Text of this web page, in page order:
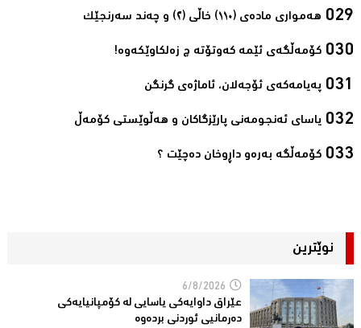
هەمواری مادەی (١١٠) خاڵی (٢) و چەند سەرنجێک‌
کۆمەڵگەی ئێمە کەوتۆتە چ زەلکاوێکەوە!‌
پەیامەکەی ئۆجەلان، ئاماژەی گرنگن‌
یاسای ئه‌نجومه‌نی پارێزگاكان و هه‌ڵوێستی كۆمه‌ڵ‌
کۆمەڵگە بەرەو داڕوخان دەچێت ؟‌
نوێترین
6/8/2026
عێراق داوایەکی یاسایی لە کۆمپانیایه‌كی
دەرمانیى ئوردنی بردەوە